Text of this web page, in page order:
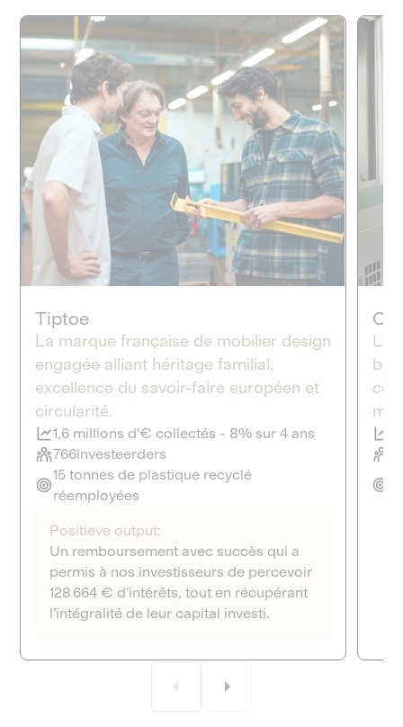
Tiptoe
La marque française de mobilier design
engagée alliant héritage familial,
excellence du savoir-faire européen et
circularité.
1,6 millions d'€ collectés - 8% sur 4 ans
766investeerders
15 tonnes de plastique recyclé
réemployées
Positieve output:
Un remboursement avec succès qui a
permis à nos investisseurs de percevoir
128 664 € d’intérêts, tout en récupérant
l’intégralité de leur capital investi.
Le